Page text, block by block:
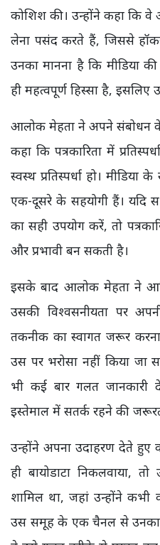
कोशिश की। उन्होंने कहा कि वे
लेना पसंद करते हैं, जिससे
उनका मानना है कि मीडिया
ही महत्वपूर्ण हिस्सा है, इसलिए
आलोक मेहता ने अपने संबोधन
कहा कि पत्रकारिता में
स्वस्थ प्रतिस्पर्धा हो।
एक-दूसरे के सहयोगी हैं। यदि
का सही उपयोग करें, तो
और प्रभावी बन सकती है।
इसके बाद आलोक मेहता ने
उसकी विश्वसनीयता पर
तकनीक का स्वागत जरूर
उस पर भरोसा नहीं किया जा
भी कई बार गलत जानकारी
इस्तेमाल में सतर्क रहने की
उन्होंने अपना उदाहरण देते
ही बायोडाटा निकलवाया,
शामिल था, जहां उन्होंने कभी
उस समूह के एक चैनल से उनका